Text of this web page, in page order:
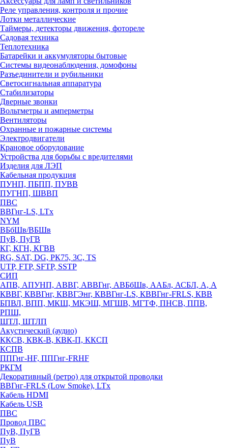
Реле управления, контроля и прочие
Лотки металлические
Таймеры, детекторы движения, фотореле
Садовая техника
Теплотехника
Батарейки и аккумуляторы бытовые
Системы видеонаблюдения, домофоны
Разъединители и рубильники
Светосигнальная аппаратура
Стабилизаторы
Дверные звонки
Вольтметры и амперметры
Вентиляторы
Охранные и пожарные системы
Электродвигатели
Крановое оборудование
Устройства для борьбы с вредителями
Изделия для ЛЭП
Кабельная продукция
ПУНП, ПБПП, ПУВВ
ПУГНП, ШВВП
ПВС
ВВГнг-LS, LTx
NYM
ВБбШв/ВБШв
ПуВ, ПуГВ
КГ, КГН, КГВВ
RG, SAT, DG, РК75, 3С, TS
UTP, FTP, SFTP, SSTP
СИП
АПВ, АПУНП, АВВГ, АВВГнг, АВБбШв, ААБл, АСБЛ, А, А
КВВГ, КВВГнг, КВВГЭнг, КВВГнг-LS, КВВГнг-FRLS, КВВ
БПВЛ, ВПП, МКШ, МКЭШ, МГШВ, МГТФ, ПНСВ, ППВ,
РПШ,
ШТЛ, ШТЛП
Акустический (аудио)
ККСВ, КВК-В, КВК-П, ККСП
КСПВ
ППГнг-HF, ППГнг-FRHF
РКГМ
Декоративный (ретро) для открытой проводки
ВВГнг-FRLS (Low Smoke), LTx
Кабель HDMI
Кабель USB
ПВС
Провод ПВС
ПуВ, ПуГВ
ПуВ